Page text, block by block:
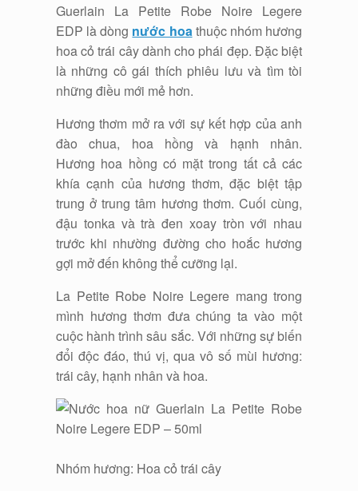
Guerlain La Petite Robe Noire Legere
EDP là dòng nước hoathuộc nhóm hương
hoa cỏ trái cây dành cho phái đẹp. Đặc biệt
là những cô gái thích phiêu lưu và tìm tòi
những điều mới mẻ hơn.
Hương thơm mở ra với sự kết hợp của anh
đào chua, hoa hồng và hạnh nhân.
Hương hoa hồng có mặt trong tất cả các
khía cạnh của hương thơm, đặc biệt tập
trung ở trung tâm hương thơm. Cuối cùng,
đậu tonka và trà đen xoay tròn với nhau
trước khi nhường đường cho hoắc hương
gợi mở đến không thể cưỡng lại.
La Petite Robe Noire Legere mang trong
mình hương thơm đưa chúng ta vào một
cuộc hành trình sâu sắc. Với những sự biến
đổi độc đáo, thú vị, qua vô số mùi hương:
trái cây, hạnh nhân và hoa.
Nhóm hương: Hoa cỏ trái cây